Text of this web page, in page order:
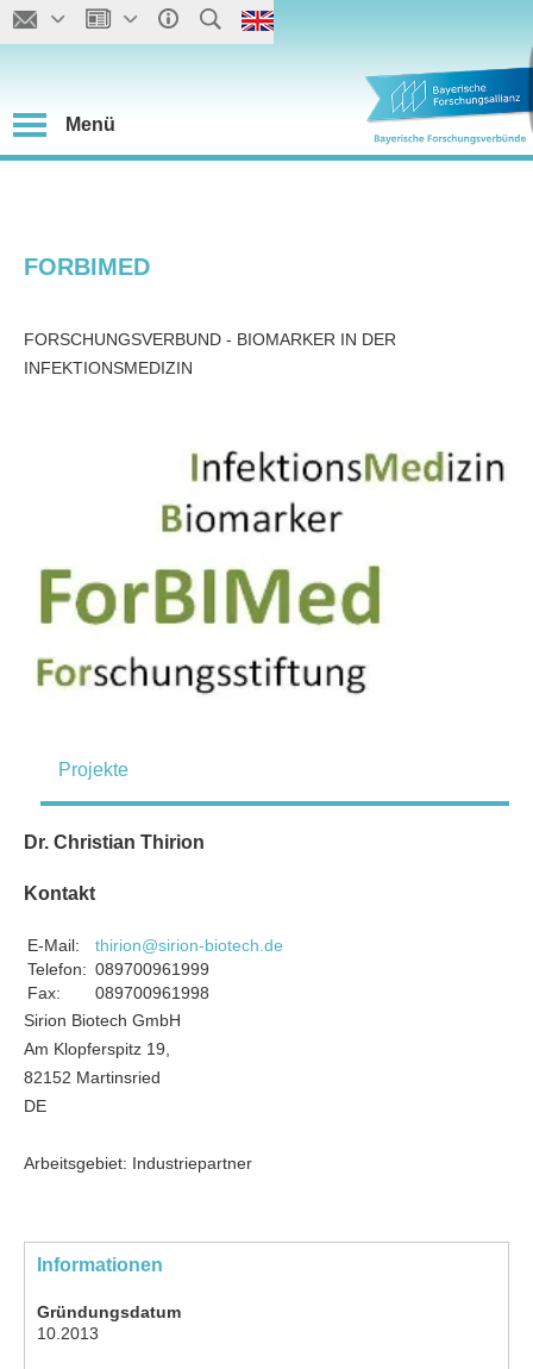
Menü
FORBIMED
FORSCHUNGSVERBUND - BIOMARKER IN DER
INFEKTIONSMEDIZIN
Projekte
Dr. Christian Thirion
Kontakt
E-Mail:
thirion@sirion-biotech.de
Telefon: 089700961999
Fax:
089700961998
Sirion Biotech GmbH
Am Klopferspitz 19,
82152 Martinsried
DE
Arbeitsgebiet: Industriepartner
Informationen
Gründungsdatum
10.2013